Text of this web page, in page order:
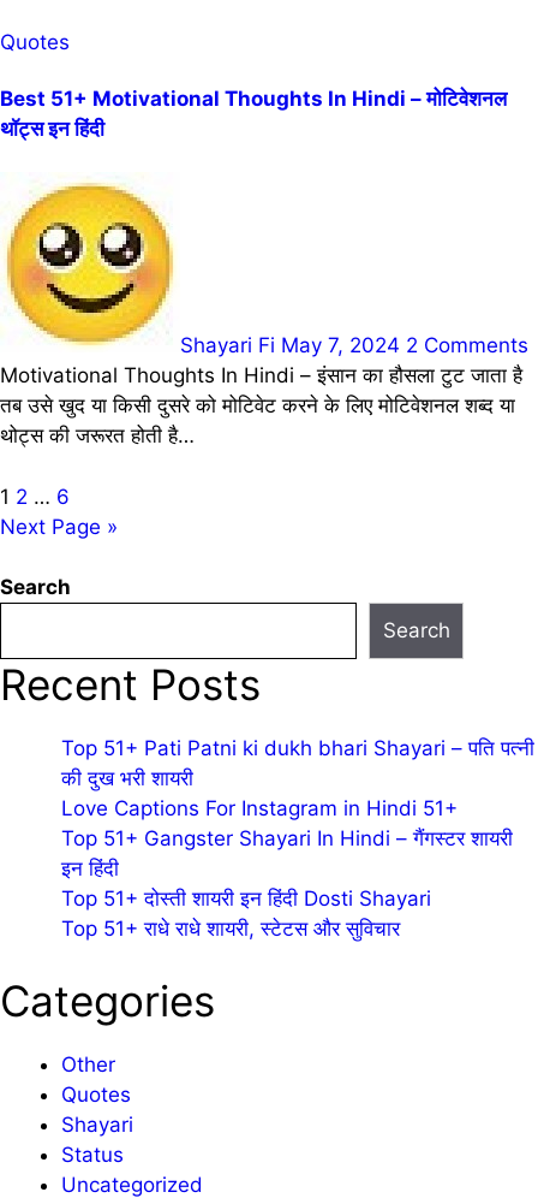
Quotes
Best 51+ Motivational Thoughts In Hindi – मोटिवेशनल
थॉट्स इन हिंदी
Shayari Fi May 7, 2024 2 Comments
Motivational Thoughts In Hindi – इंसान का हौसला टुट जाता है
तब उसे खुद या किसी दुसरे को मोटिवेट करने के लिए मोटिवेशनल शब्द या
थोट्स की जरूरत होती है…
Posts
pagination
1 2 … 6
Next Page »
Search
Search
Recent Posts
Top 51+ Pati Patni ki dukh bhari Shayari – पति पत्नी
की दुख भरी शायरी
Love Captions For Instagram in Hindi 51+
Top 51+ Gangster Shayari In Hindi – गैंगस्टर शायरी
इन हिंदी
Top 51+ दोस्ती शायरी इन हिंदी Dosti Shayari
Top 51+ राधे राधे शायरी, स्टेटस और सुविचार
Categories
Other
Quotes
Shayari
Status
Uncategorized